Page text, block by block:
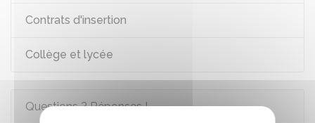
Contrats d'insertion
Collège et lycée
Questions ? Réponses !